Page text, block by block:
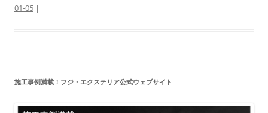
01-05 |
施工事例満載！フジ・エクステリア公式ウェブサイト